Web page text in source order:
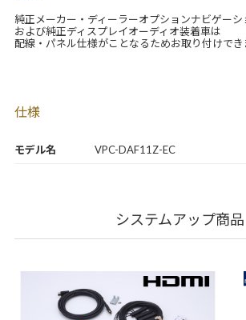
モデル名 VPC-DAF11Z-EC
純正メーカー・ディーラーオプションナビゲーシ
および純正ディスプレイオーディオ装着車は
配線・パネル仕様がことなるためお取り付けでき
仕様
システムアップ商品